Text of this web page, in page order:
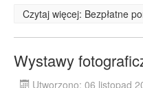
Czytaj więcej: Bezpłatne
Wystawy
Utworzono: 06 listopad